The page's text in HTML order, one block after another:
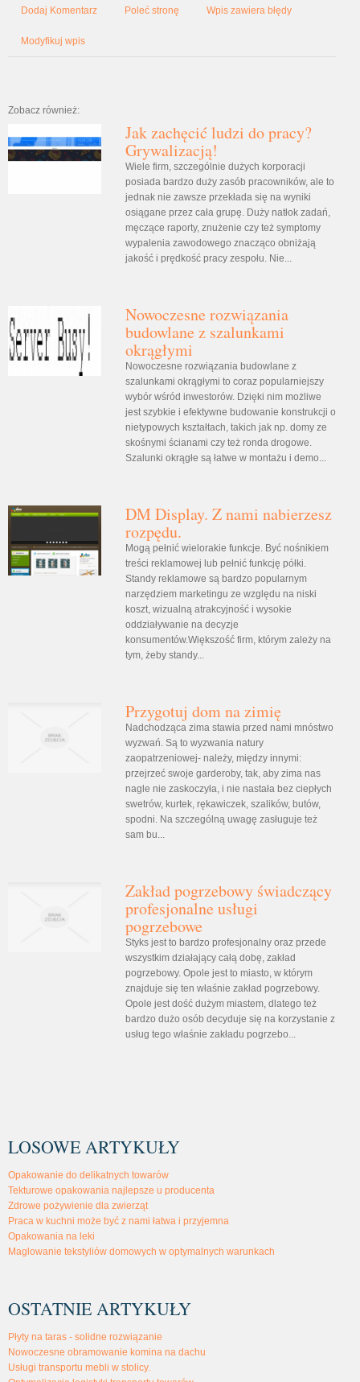
Dodaj Komentarz Poleć stronę Wpis zawiera błędy
Modyfikuj wpis
Zobacz również:
Jak zachęcić ludzi do pracy?
Grywalizacją!
Wiele firm, szczególnie dużych korporacji
posiada bardzo duży zasób pracowników, ale to
jednak nie zawsze przekłada się na wyniki
osiągane przez cała grupę. Duży natłok zadań,
męczące raporty, znużenie czy też symptomy
wypalenia zawodowego znacząco obniżają
jakość i prędkość pracy zespołu. Nie...
Nowoczesne rozwiązania
budowlane z szalunkami
okrągłymi
Nowoczesne rozwiązania budowlane z
szalunkami okrągłymi to coraz popularniejszy
wybór wśród inwestorów. Dzięki nim możliwe
jest szybkie i efektywne budowanie konstrukcji o
nietypowych kształtach, takich jak np. domy ze
skośnymi ścianami czy też ronda drogowe.
Szalunki okrągłe są łatwe w montażu i demo...
DM Display. Z nami nabierzesz
rozpędu.
Mogą pełnić wielorakie funkcje. Być nośnikiem
treści reklamowej lub pełnić funkcję półki.
Standy reklamowe są bardzo popularnym
narzędziem marketingu ze względu na niski
koszt, wizualną atrakcyjność i wysokie
oddziaływanie na decyzje
konsumentów.Większość firm, którym zależy na
tym, żeby standy...
Przygotuj dom na zimię
Nadchodząca zima stawia przed nami mnóstwo
wyzwań. Są to wyzwania natury
zaopatrzeniowej- należy, między innymi:
przejrzeć swoje garderoby, tak, aby zima nas
nagle nie zaskoczyła, i nie nastała bez ciepłych
swetrów, kurtek, rękawiczek, szalików, butów,
spodni. Na szczególną uwagę zasługuje też
sam bu...
Zakład pogrzebowy świadczący
profesjonalne usługi
pogrzebowe
Styks jest to bardzo profesjonalny oraz przede
wszystkim działający całą dobę, zakład
pogrzebowy. Opole jest to miasto, w którym
znajduje się ten właśnie zakład pogrzebowy.
Opole jest dość dużym miastem, dlatego też
bardzo dużo osób decyduje się na korzystanie z
usług tego właśnie zakładu pogrzebo...
LOSOWE ARTYKUŁY
Opakowanie do delikatnych towarów
Tekturowe opakowania najlepsze u producenta
Zdrowe pożywienie dla zwierząt
Praca w kuchni może być z nami łatwa i przyjemna
Opakowania na leki
Maglowanie tekstyliów domowych w optymalnych warunkach
OSTATNIE ARTYKUŁY
Płyty na taras - solidne rozwiązanie
Nowoczesne obramowanie komina na dachu
Usługi transportu mebli w stolicy.